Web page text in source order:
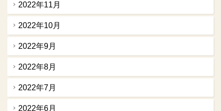
2022年11月
2022年10月
2022年9月
2022年8月
2022年7月
2022年6月